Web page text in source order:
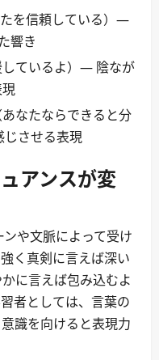
たを信頼している）―
響き
しているよ）― 陰なが
あなたならできると分
させる表現
アンスが変
や文脈によって受け
く真剣に言えば深い
に言えば包み込むよ
者としては、言葉の
識を向けると表現力